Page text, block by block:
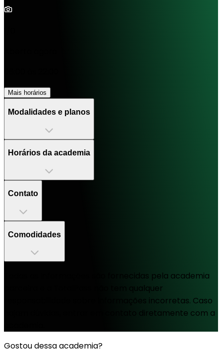
Mais horários
Modalidades e planos
Horários da academia
Contato
Comodidades
Todas as informações são fornecidas pela academia
parceira e a TotalPass não tem qualquer
responsabilidade sobre informações incorretas. Caso
hajam dúvidas, entrar em contato diretamente com a
Gostou dessa academia?